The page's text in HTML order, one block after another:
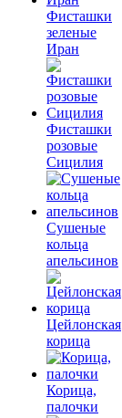
Фисташки
зеленые
Иран
Фисташки
розовые
Сицилия
Сушеные
кольца
апельсинов
Цейлонская
корица
Корица,
палочки